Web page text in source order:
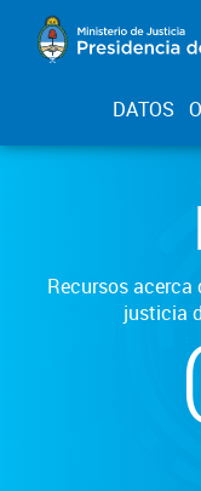
DATOS
Recursos
justicia